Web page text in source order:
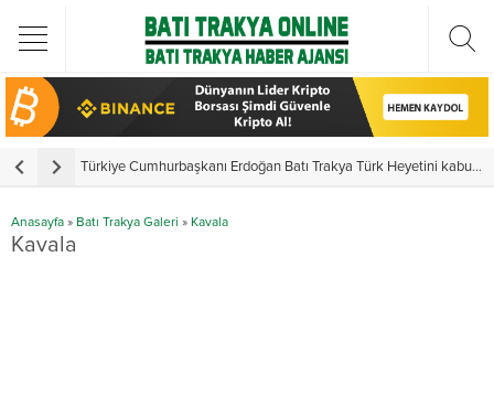
Türkiye Cumhurbaşkanı Erdoğan Batı Trakya Türk Heyetini kabul etti
Anasayfa » Batı Trakya Galeri » Kavala
Kavala